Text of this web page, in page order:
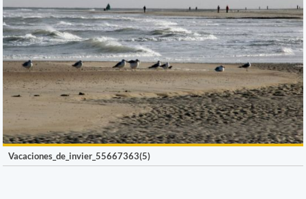
Vacaciones_de_invier_55667363(5)